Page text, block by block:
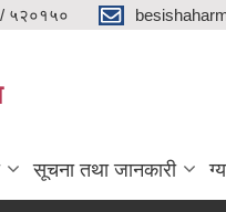
५२०१५०
सूचना तथा जानकारी